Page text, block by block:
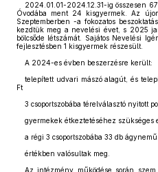
2024.01.01-2024.12.31-ig összesen
Óvodába ment 24 kisgyermek. Az
Szeptemberben -a fokozatos
kezdtük meg a nevelési évet, s 2025
bölcsőde létszámát. Sajátos Nevelési
fejlesztésben 1 kisgyermek részesült.
A 2024-es évben beszerzésre került:
telepített udvari mászó alagút, és
Ft
3 csoportszobába térelválasztó nyitott
gyermekek étkeztetéséhez szükséges
a régi 3 csoportszobába 33 db
értékben valósultak meg.
Az intézmény működése során